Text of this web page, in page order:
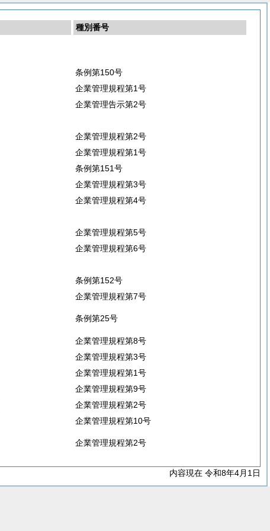
種別番号
条例第150号
企業管理規程第1号
企業管理告示第2号
企業管理規程第2号
企業管理規程第1号
条例第151号
企業管理規程第3号
企業管理規程第4号
企業管理規程第5号
企業管理規程第6号
条例第152号
企業管理規程第7号
条例第25号
企業管理規程第8号
企業管理規程第3号
企業管理規程第1号
企業管理規程第9号
企業管理規程第2号
企業管理規程第10号
企業管理規程第2号
内容現在 令和8年4月1日